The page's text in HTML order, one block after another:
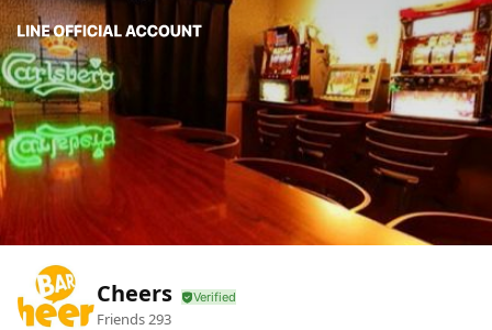
Cheers
Friends293